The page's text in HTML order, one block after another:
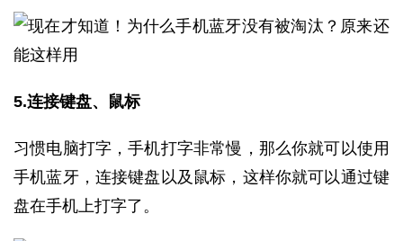
5.连接键盘、鼠标
习惯电脑打字，手机打字非常慢，那么你就可以使用
手机蓝牙，连接键盘以及鼠标，这样你就可以通过键
盘在手机上打字了。